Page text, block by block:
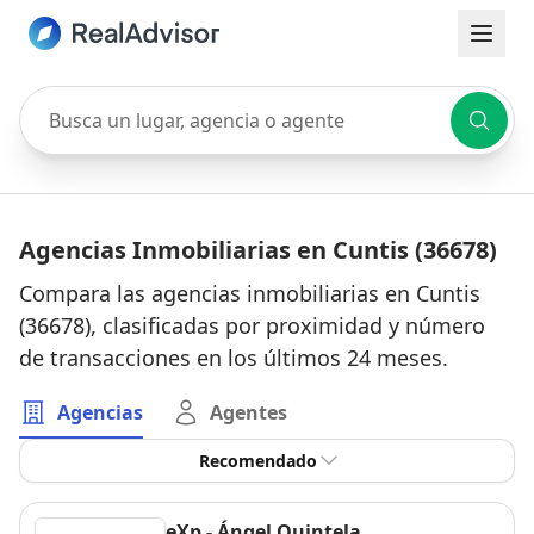
Busca un lugar, agencia o agente
Agencias Inmobiliarias en Cuntis (36678)
Compara las agencias inmobiliarias en Cuntis
(36678), clasificadas por proximidad y número
de transacciones en los últimos 24 meses.
Agencias Agentes
Recomendado